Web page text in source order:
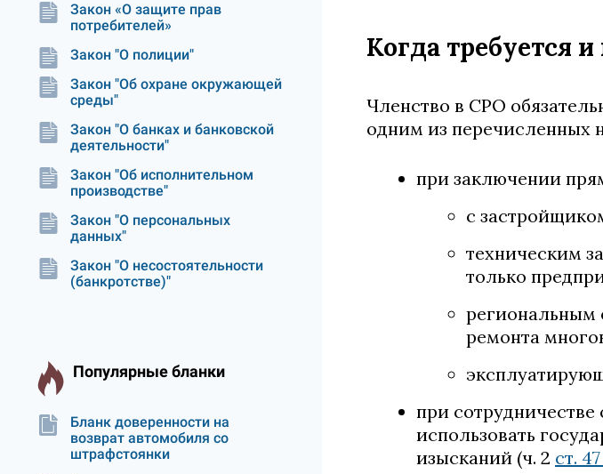
Закон «О защите прав
потребителей»
Закон "О полиции"
Закон "Об охране окружающей
среды"
Закон "О банках и банковской
деятельности"
Закон "Об исполнительном
производстве"
Закон "О персональных
данных"
Закон "О несостоятельности
(банкротстве)"
Популярные бланки
Бланк доверенности на
возврат автомобиля со
штрафстоянки
Когда требуется
Членство в СРО
одним из перечисленных
при заключении
с
техническим
только
региональным
ремонта
при
использовать
изысканий (ч. 2 ст.